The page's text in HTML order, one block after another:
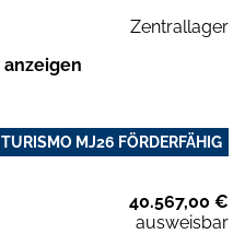
Zentrallager
MJ26 FÖRDERFÄHIG
40.567,00 €
ausweisbar